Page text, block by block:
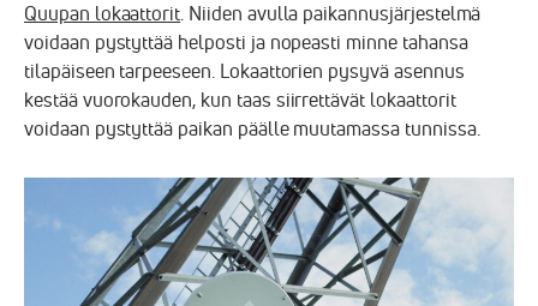
Quupan lokaattorit. Niiden avulla paikannusjärjestelmä
voidaan pystyttää helposti ja nopeasti minne tahansa
tilapäiseen tarpeeseen. Lokaattorien pysyvä asennus
kestää vuorokauden, kun taas siirrettävät lokaattorit
voidaan pystyttää paikan päälle muutamassa tunnissa.